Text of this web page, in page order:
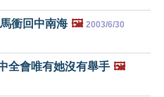
衝回中南海 🖼️ 2003/6/30
全會唯有她沒有舉手 🖼️